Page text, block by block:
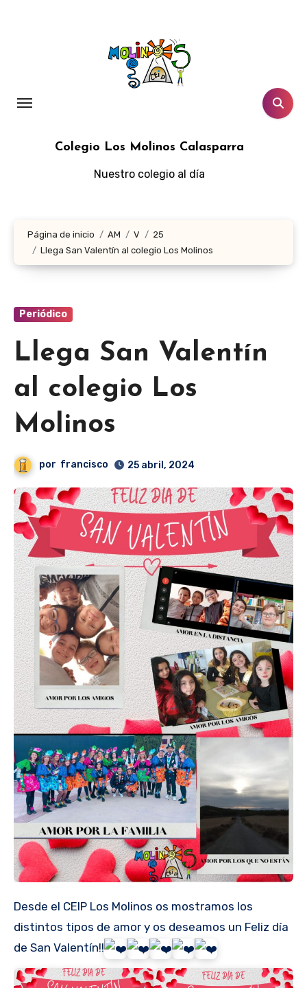
Colegio Los Molinos Calasparra
Nuestro colegio al día
Página de inicio AM V
25
Llega San Valentín al colegio Los Molinos
Periódico
Llega San Valentín
al colegio Los
Molinos
por francisco 25 abril, 2024
Desde el CEIP Los Molinos os mostramos los
distintos tipos de amor y os deseamos un Feliz día
de San Valentín!!